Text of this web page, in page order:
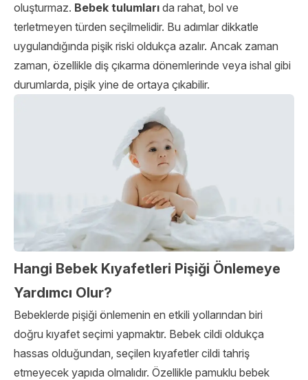
oluşturmaz. Bebek tulumları da rahat, bol ve
terletmeyen türden seçilmelidir. Bu adımlar dikkatle
uygulandığında pişik riski oldukça azalır. Ancak zaman
zaman, özellikle diş çıkarma dönemlerinde veya ishal gibi
durumlarda, pişik yine de ortaya çıkabilir.
Hangi Bebek Kıyafetleri Pişiği Önlemeye
Yardımcı Olur?
Bebeklerde pişiği önlemenin en etkili yollarından biri
doğru kıyafet seçimi yapmaktır. Bebek cildi oldukça
hassas olduğundan, seçilen kıyafetler cildi tahriş
etmeyecek yapıda olmalıdır. Özellikle pamuklu bebek